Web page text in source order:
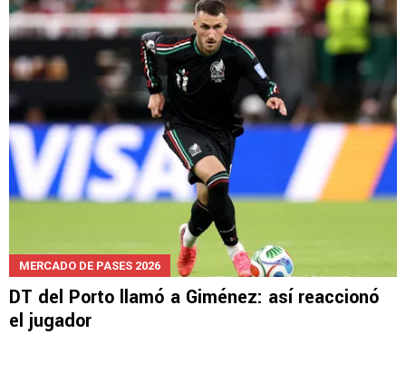
Giménez alista su llegada al FC Porto: solo
falta este requisito